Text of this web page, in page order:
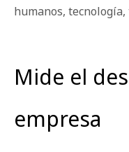
humanos, tecnología,
Mide el
empresa